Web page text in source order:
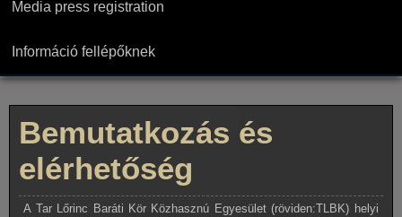
Media press registration
Információ fellépőknek
Bemutatkozás és
elérhetőség
A Tar Lőrinc Baráti Kör Közhasznú Egyesület (röviden:TLBK) helyi